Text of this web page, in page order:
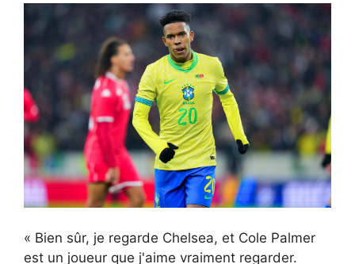
« Bien sûr, je regarde Chelsea, et Cole Palmer
est un joueur que j'aime vraiment regarder.